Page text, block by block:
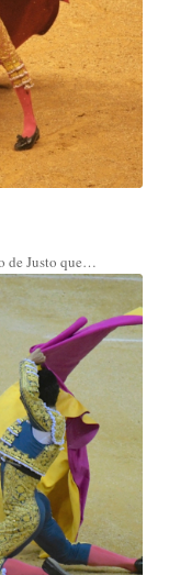
de Justo que…